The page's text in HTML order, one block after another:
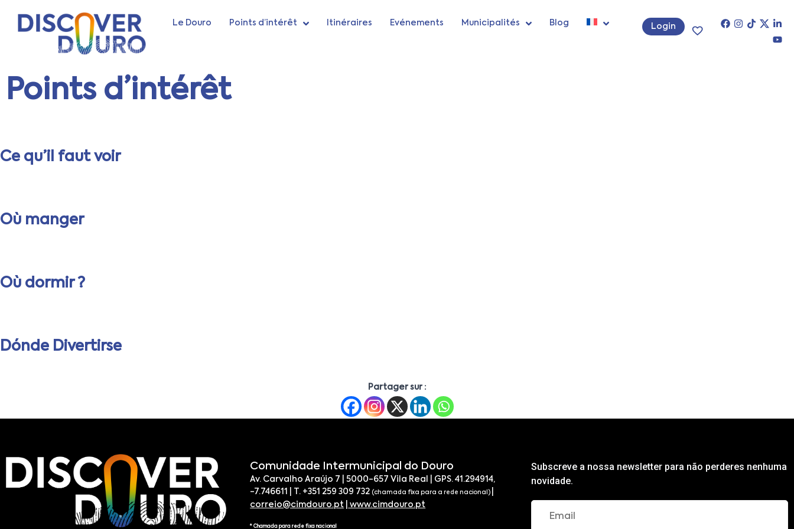
Le Douro Points d’intérêt Itinéraires Evénements Municipalités Blog Login
Points d’intérêt
Ce qu’il faut voir
Où manger
Où dormir ?
Dónde Divertirse
Partager sur :
Comunidade Intermunicipal do Douro
Av. Carvalho Araújo 7 | 5000-657 Vila Real | GPS. 41.294914,
-7.746611 | T. +351 259 309 732(chamada fixa para a rede nacional)
correio@cimdouro.pt
www.cimdouro.pt
* Chamada para rede fixa nacional
Subscreve a nossa newsletter para não perderes nenhuma
novidade.